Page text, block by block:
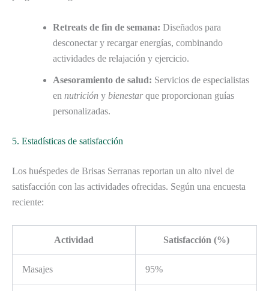
Retreats de fin de semana: Diseñados para
desconectar y recargar energías, combinando
actividades de relajación y ejercicio.
Asesoramiento de salud: Servicios de especialistas
en nutrición y bienestarque proporcionan guías
personalizadas.
5. Estadísticas de satisfacción
Los huéspedes de Brisas Serranas reportan un alto nivel de
satisfacción con las actividades ofrecidas. Según una encuesta
reciente:
Actividad Satisfacción (%)
Masajes 95%